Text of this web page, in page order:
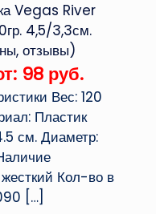
Vegas River
4,5/3,3см.
отзывы)
98 руб.
Вес: 120
Пластик
см. Диаметр:
Кол-во в
[…]